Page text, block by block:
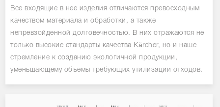
Все входящие в нее изделия отличаются превосходным
качеством материала и обработки, а также
непревзойденной долговечностью. В них отражаются не
только высокие стандарты качества Kärcher, но и наше
стремление к созданию экологичной продукции,
уменьшающему объемы требующих утилизации отходов.